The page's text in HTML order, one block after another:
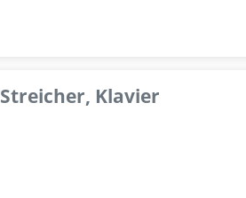
Klavier